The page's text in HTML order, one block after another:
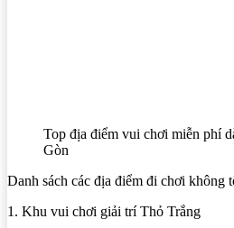
Top địa điểm vui chơi miễn phí
Gòn
Danh sách các địa điểm đi chơi không
1. Khu vui chơi giải trí Thỏ Trắng